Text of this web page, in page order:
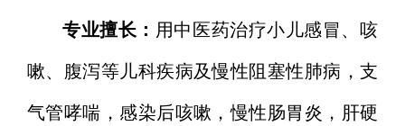
专业擅长： 用中医药治疗小儿感冒、咳
嗽、腹泻等儿科疾病及慢性阻塞性肺病，支
气管哮喘，感染后咳嗽，慢性肠胃炎，肝硬